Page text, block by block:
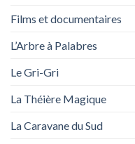
Films et documentaires
L’Arbre à Palabres
Le Gri-Gri
La Théière Magique
La Caravane du Sud